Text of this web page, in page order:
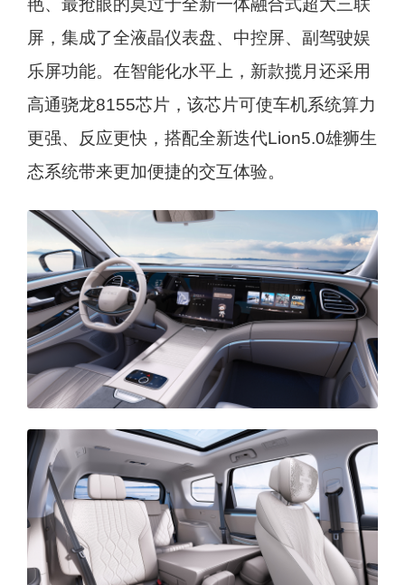
艳、最抢眼的莫过于全新一体融合式超大三联
屏，集成了全液晶仪表盘、中控屏、副驾驶娱
乐屏功能。在智能化水平上，新款揽月还采用
高通骁龙8155芯片，该芯片可使车机系统算力
更强、反应更快，搭配全新迭代Lion5.0雄狮生
态系统带来更加便捷的交互体验。